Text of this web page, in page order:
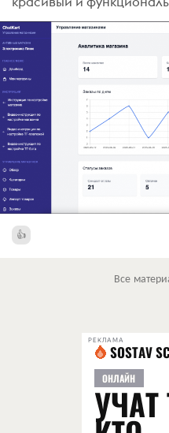
Все
РЕКЛАМА